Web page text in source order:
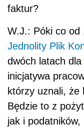
faktur?
W.J.: Póki co od
Jednolity Plik
dwóch latach
inicjatywa
którzy uznali, że
Będzie to z
jak i